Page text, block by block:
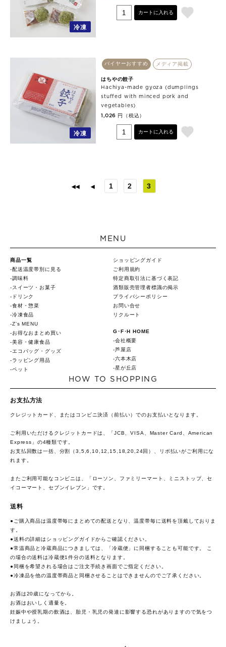
冷凍
カートに入れる
冷凍
バイヤーおすすめ メディア掲載
はちやの餃子
Hachiya-made gyoza (dumplings
stuffed with minced pork and
vegetables)
1,026 円（税込）
カートに入れる
1 2 3
MENU
商品一覧
配送温度帯別に見る
調味料
スイーツ・お菓子
ドリンク
食材・惣菜
冷凍食品
Z's MENU
お得なおまとめ買い
美容・健康食品
エコバッグ・グッズ
ラッピング用品
ペット
ショッピングガイド
ご利用規約
特定商取引法に基づく表記
酒類販売管理者標識の掲示
プライバシーポリシー
お問い合せ
リクルート
G･F･H HOME
会社概要
芦屋店
六本木店
星が丘店
HOW TO SHOPPING
お支払方法
クレジットカード、またはコンビニ決済（前払い）でのお支払いとなります。
ご利用いただけるクレジットカードは、「JCB、VISA、Master Card、American
Express」の4種類です。
お支払回数は一括、分割（3,5,6,10,12,15,18,20,24回）、リボ払いがご利用にな
れます。
またご利用可能なコンビニは、「ローソン、ファミリーマート、ミニストップ、セ
イコーマート、セブンイレブン」です。
送料
●ご購入商品は温度帯毎にまとめての配送となり、温度帯毎に送料を頂戴しておりま
す。
●送料の詳細は ショッピングガイドからご確認ください。
●常温商品と冷蔵商品につきましては、「冷蔵便」に同梱することも可能です。 こ
の場合の送料は冷蔵便1件分の送料となります。
●同梱を希望される場合はご注文手続き画面でご指定ください。
●冷凍品を他の温度帯商品と同梱させることはできませんのでご了承ください。
お酒は20歳になってから。
お酒はおいしく適量を。
妊娠中や授乳期の飲酒は、胎児・乳児の発達に影響する恐れがありますので気をつ
けましょう。